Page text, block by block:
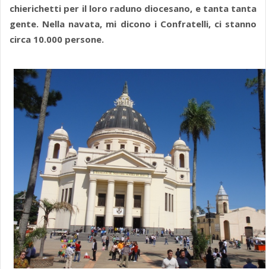
chierichetti per il loro raduno diocesano, e tanta tanta
gente. Nella navata, mi dicono i Confratelli, ci stanno
circa 10.000 persone.